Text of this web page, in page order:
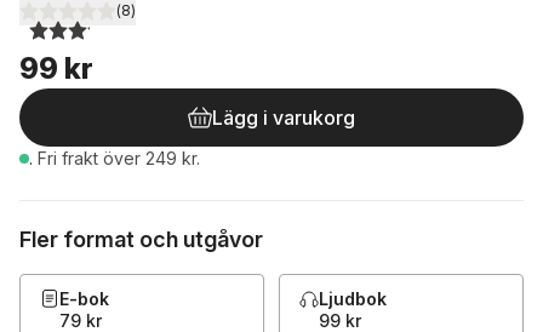
3,1utav 5 stjärnor. Totalt antal röster:
(8)
99 kr
Lägg i varukorg
. Fri frakt över 249 kr.
Fler format och utgåvor
E-bok
79 kr
Ljudbok
99 kr